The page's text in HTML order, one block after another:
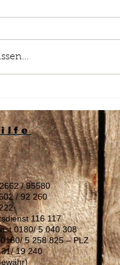
/ 95580
/ 92 260
116 117
0180/ 5 040 308
5 258 825 – PLZ
19 240